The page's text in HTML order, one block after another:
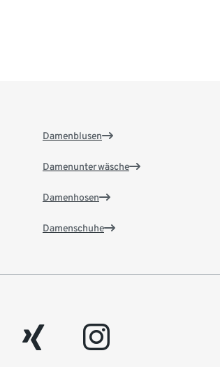
Damenblusen
Damenunterwäsche
Damenhosen
Damenschuhe
xing instagram